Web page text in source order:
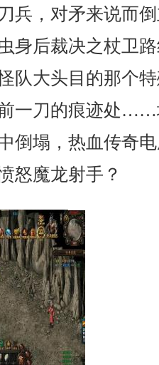
兵，对矛来说而
身后裁决之杖卫
队大头目的那个
一刀的痕迹处……
倒塌，热血传奇
怒魔龙射手？